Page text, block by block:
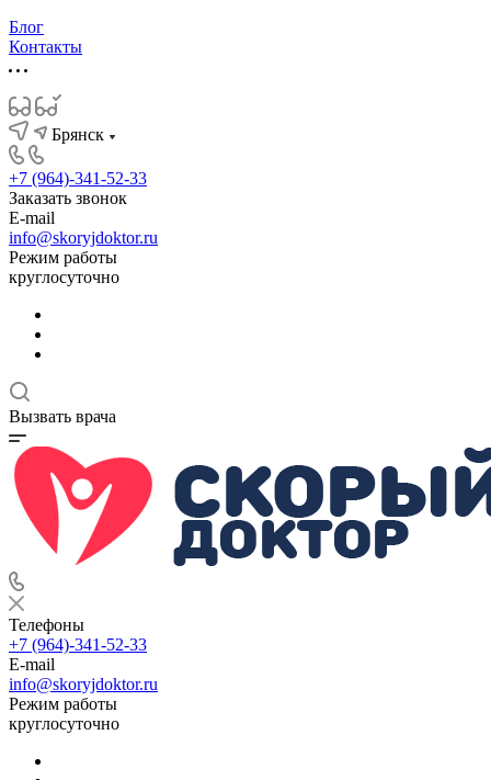
Блог
Контакты
Брянск
+7 (964)-341-52-33
Заказать звонок
E-mail
info@skoryjdoktor.ru
Режим работы
круглосуточно
Вызвать врача
Телефоны
+7 (964)-341-52-33
E-mail
info@skoryjdoktor.ru
Режим работы
круглосуточно